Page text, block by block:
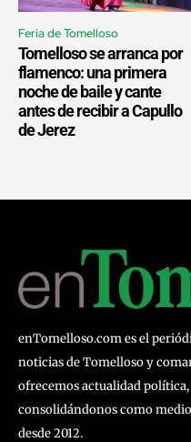
Feria de Tomelloso
Tomelloso se arranca por
flamenco: una primera
noche de baile y cante
antes de recibir a Capullo
de Jerez
enTomelloso.com es el
noticias de Tomelloso y
ofrecemos actualidad
consolidándonos como
desde 2012.